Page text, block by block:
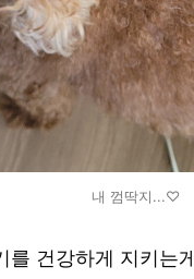
내 껌딱지...♡
를 건강하게 지키는